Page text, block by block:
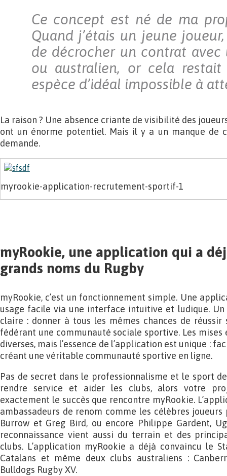
Ce concept est né de ma
Quand j’étais un jeune
de décrocher un contrat avec
ou australien, or cela
espèce d’idéal impossible à
La raison ? Une absence criante de visibilité des
ont un énorme potentiel. Mais il y a un manque de
demande.
myrookie-application-recrutement-sportif-1
myRookie, une application qui a
grands noms du Rugby
myRookie, c’est un fonctionnement simple. Une
usage facile via une interface intuitive et ludique.
claire : donner à tous les mêmes chances de
fédérant une communauté sociale sportive. Les
diverses, mais l’essence de l’application est unique :
créant une véritable communauté sportive en ligne.
Pas de secret dans le professionnalisme et le sport
rendre service et aider les clubs, alors votre
exactement le succès que rencontre myRookie.
ambassadeurs de renom comme les célèbres
Burrow et Greg Bird, ou encore Philippe Gardent,
reconnaissance vient aussi du terrain et des
clubs. L’application myRookie a déjà convaincu le
Catalans et même deux clubs australiens :
Bulldogs Rugby XV.